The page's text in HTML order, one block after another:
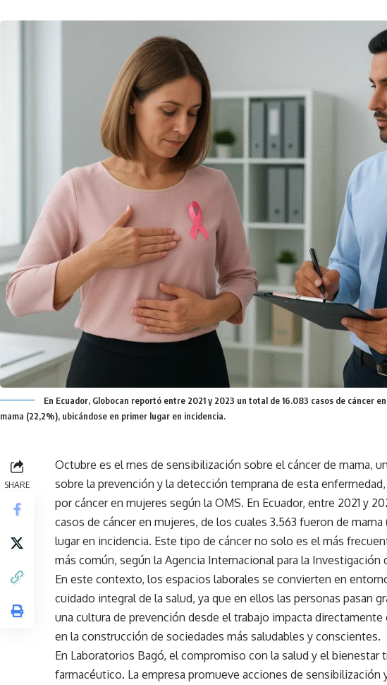
En Ecuador, Globocan reportó entre 2021 y 2023 un total de 16.083 casos de cáncer
mama (22,2%), ubicándose en primer lugar en incidencia.
SHARE
Octubre es el mes de sensibilización sobre el cáncer de mama,
sobre la prevención y la detección temprana de esta
por cáncer en mujeres según la OMS. En Ecuador, entre 2021 y
casos de cáncer en mujeres, de los cuales 3.563 fueron de
lugar en incidencia. Este tipo de cáncer no solo es el más
más común, según la Agencia Internacional para la Investigación
En este contexto, los espacios laborales se convierten en
cuidado integral de la salud, ya que en ellos las personas pasan
una cultura de prevención desde el trabajo impacta directamente
en la construcción de sociedades más saludables y conscientes.
En Laboratorios Bagó, el compromiso con la salud y el bienestar
farmacéutico. La empresa promueve acciones de sensibilización